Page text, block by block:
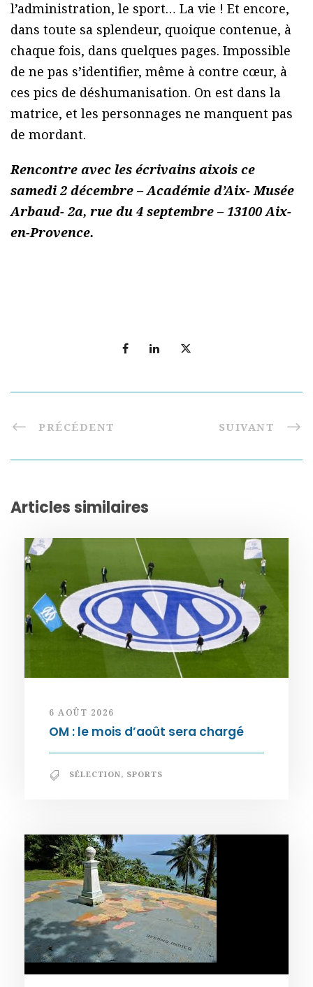
l’administration, le sport… La vie ! Et encore,
dans toute sa splendeur, quoique contenue, à
chaque fois, dans quelques pages. Impossible
de ne pas s’identifier, même à contre cœur, à
ces pics de déshumanisation. On est dans la
matrice, et les personnages ne manquent pas
de mordant.
Rencontre avec les écrivains aixois ce
samedi 2 décembre – Académie d’Aix- Musée
Arbaud-2a, rue du 4 septembre – 13100 Aix-
en-Provence.
PRÉCÉDENT SUIVANT
Articles similaires
6 AOÛT 2026
OM : le mois d’août sera chargé
SÉLECTION, SPORTS